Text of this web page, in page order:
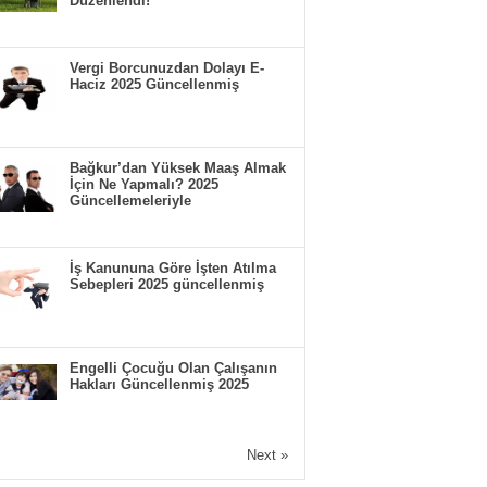
Vergi Borcunuzdan Dolayı E-
Haciz 2025 Güncellenmiş
Bağkur’dan Yüksek Maaş Almak
İçin Ne Yapmalı? 2025
Güncellemeleriyle
İş Kanununa Göre İşten Atılma
Sebepleri 2025 güncellenmiş
Engelli Çocuğu Olan Çalışanın
Hakları Güncellenmiş 2025
Next »